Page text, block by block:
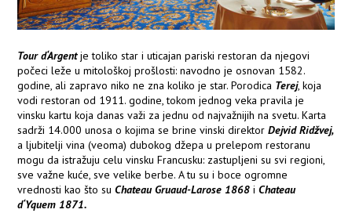
Tour d‘Argentje toliko star i uticajan pariski restoran da njegovi
počeci leže u mitološkoj prošlosti: navodno je osnovan 1582.
godine, ali zapravo niko ne zna koliko je star. Porodica Terej, koja
vodi restoran od 1911. godine, tokom jednog veka pravila je
vinsku kartu koja danas važi za jednu od najvažnijih na svetu. Karta
sadrži 14.000 unosa o kojima se brine vinski direktorDejvid Ridžvej,
a ljubitelji vina (veoma) dubokog džepa u prelepom restoranu
mogu da istražuju celu vinsku Francusku: zastupljeni su svi regioni,
sve važne kuće, sve velike berbe. A tu su i boce ogromne
vrednosti kao što suChateau Gruaud-Larose 1868 iChateau
d‘Yquem 1871.